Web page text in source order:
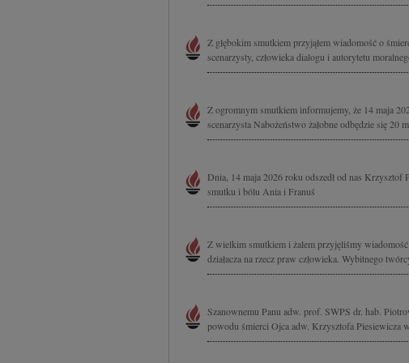
Z głębokim smutkiem przyjąłem wiadomość o
scenarzysty, człowieka dialogu i autorytetu
Z ogromnym smutkiem informujemy, że 14 maja
scenarzysta Nabożeństwo żałobne odbędzie się 20
Dnia, 14 maja 2026 roku odszedł od nas
smutku i bólu Ania i Franuś
Z wielkim smutkiem i żalem przyjęliśmy
działacza na rzecz praw człowieka. Wybitnego
Szanownemu Panu adw. prof. SWPS dr. hab.
powodu śmierci Ojca adw. Krzysztofa Piesiewicza